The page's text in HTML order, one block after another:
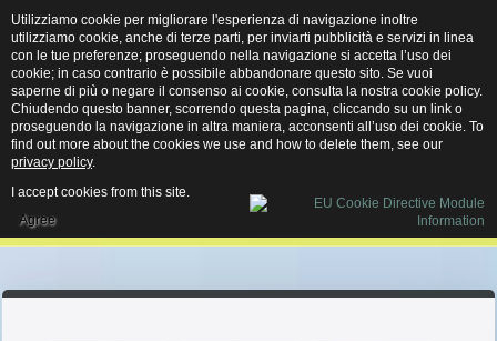
MENU
Utilizziamo cookie per migliorare l'esperienza di navigazione inoltre
utilizziamo cookie, anche di terze parti, per inviarti pubblicità e servizi in linea
con le tue preferenze; proseguendo nella navigazione si accetta l’uso dei
cookie; in caso contrario è possibile abbandonare questo sito. Se vuoi
saperne di più o negare il consenso ai cookie, consulta la nostra cookie policy.
Chiudendo questo banner, scorrendo questa pagina, cliccando su un link o
proseguendo la navigazione in altra maniera, acconsenti all’uso dei cookie. To
find out more about the cookies we use and how to delete them, see our
privacy policy.
I accept cookies from this site.
Agree